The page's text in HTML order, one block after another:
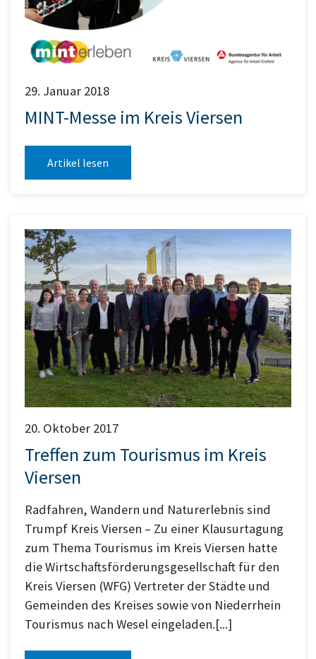
29. Januar 2018
MINT-Messe im Kreis Viersen
Artikel lesen
20. Oktober 2017
Treffen zum Tourismus im Kreis
Viersen
Radfahren, Wandern und Naturerlebnis sind
Trumpf Kreis Viersen – Zu einer Klausurtagung
zum Thema Tourismus im Kreis Viersen hatte
die Wirtschaftsförderungsgesellschaft für den
Kreis Viersen (WFG) Vertreter der Städte und
Gemeinden des Kreises sowie von Niederrhein
Tourismus nach Wesel eingeladen.[...]